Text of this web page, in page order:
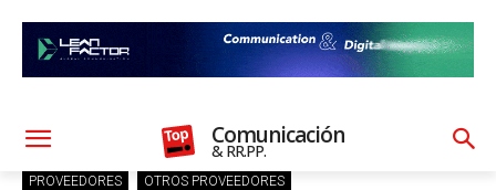
Comunicación
& RR.PP.
PROVEEDORES OTROS PROVEEDORES